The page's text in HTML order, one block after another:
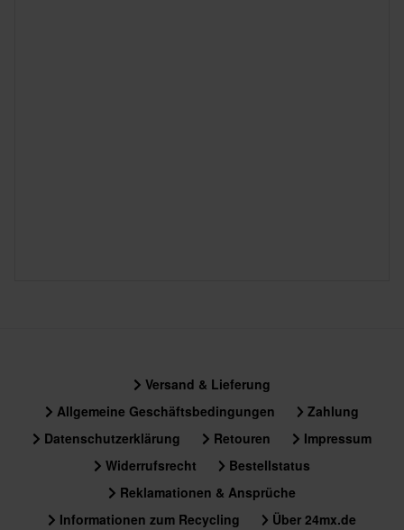
Versand & Lieferung
Allgemeine Geschäftsbedingungen
Zahlung
Datenschutzerklärung
Retouren
Impressum
Widerrufsrecht
Bestellstatus
Reklamationen & Ansprüche
Informationen zum Recycling
Über 24mx.de